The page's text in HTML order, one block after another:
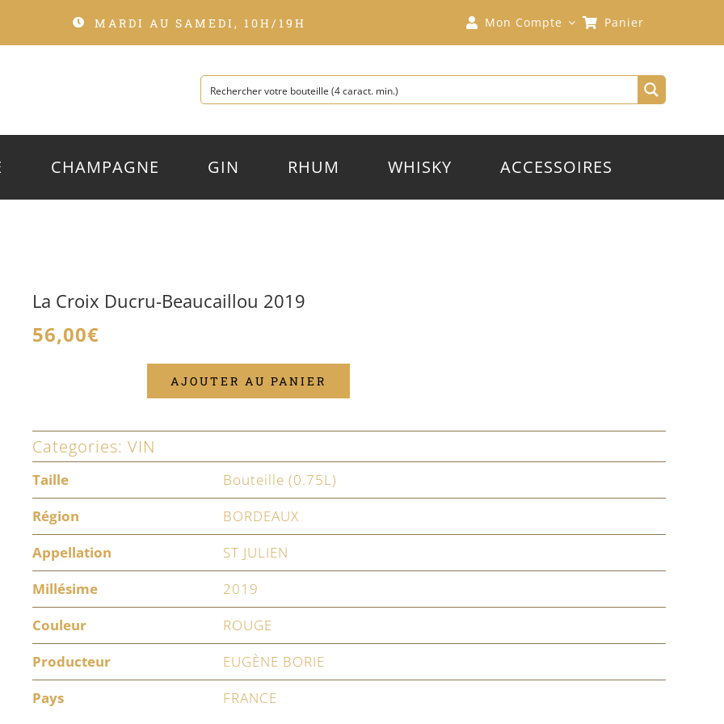
MARDI AU SAMEDI, 10H/19H Mon Compte Panier
CHAMPAGNE GIN RHUM WHISKY ACCESSOIRES
La Croix Ducru-Beaucaillou 2019
56,00€
La
Ducru-
Beaucaillou
2019
AJOUTER AU PANIER
Categories: VIN
Taille
Bouteille (0.75L)
Région
BORDEAUX
Appellation
ST JULIEN
Millésime
2019
Couleur
ROUGE
Producteur
EUGÈNE BORIE
Pays
FRANCE